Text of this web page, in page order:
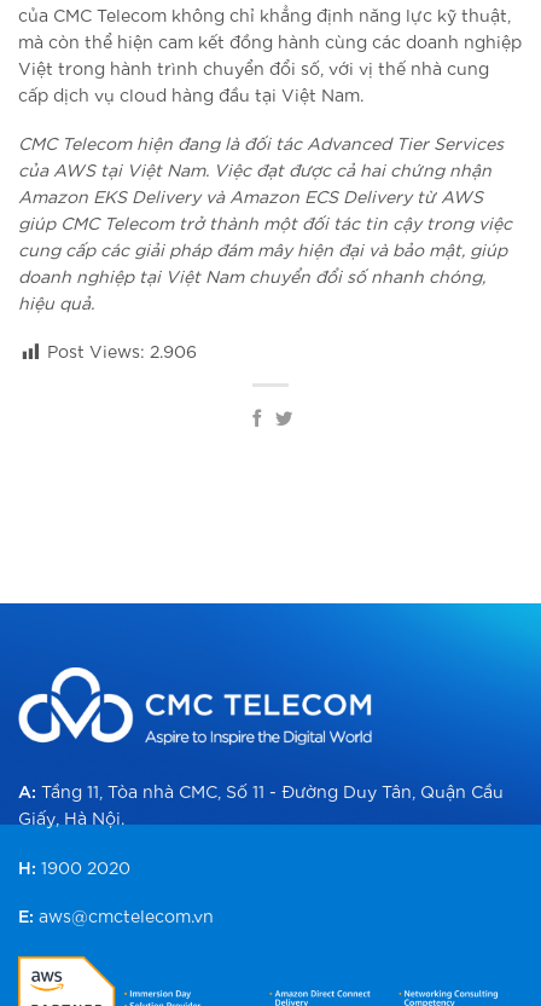
của CMC Telecom không chỉ khẳng định năng lực kỹ thuật,
mà còn thể hiện cam kết đồng hành cùng các doanh nghiệp
Việt trong hành trình chuyển đổi số, với vị thế nhà cung
cấp dịch vụ cloud hàng đầu tại Việt Nam.
CMC Telecom hiện đang là đối tác Advanced Tier Services
của AWS tại Việt Nam. Việc đạt được cả hai chứng nhận
Amazon EKS Delivery và Amazon ECS Delivery từ AWS
giúp CMC Telecom trở thành một đối tác tin cậy trong việc
cung cấp các giải pháp đám mây hiện đại và bảo mật, giúp
doanh nghiệp tại Việt Nam chuyển đổi số nhanh chóng,
hiệu quả.
Post Views: 2.906
A: Tầng 11, Tòa nhà CMC, Số 11 - Đường Duy Tân, Quận Cầu
Giấy, Hà Nội.
H: 1900 2020
E: aws@cmctelecom.vn